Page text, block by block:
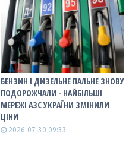
БЕНЗИН І ДИЗЕЛЬНЕ ПАЛЬНЕ ЗНОВУ
ПОДОРОЖЧАЛИ - НАЙБІЛЬШІ
МЕРЕЖІ АЗС УКРАЇНИ ЗМІНИЛИ
ЦІНИ
2026-07-30 09:33